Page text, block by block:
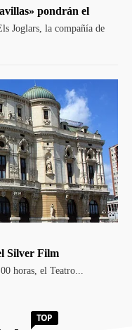
pondrán el
Joglars, la compañía de
Silver Film
horas, el Teatro...
TOP